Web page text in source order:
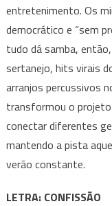
entretenimento. Os
democrático e “sem
tudo dá samba,
sertanejo, hits virais
arranjos percussivos
transformou o projeto
conectar diferentes
mantendo a pista
verão constante.
LETRA: CONFISSÃO